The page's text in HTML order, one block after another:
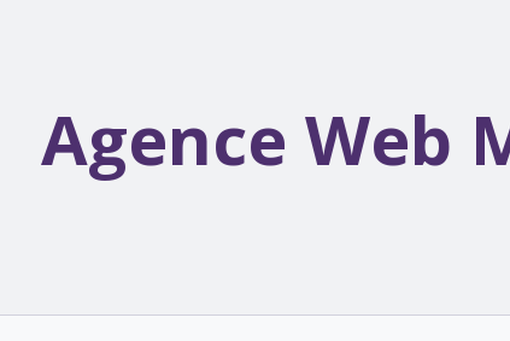
Agence Web